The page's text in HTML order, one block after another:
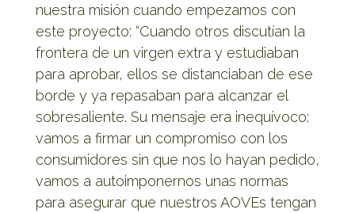
nuestra misión cuando empezamos con
este proyecto: “Cuando otros discutían la
frontera de un virgen extra y estudiaban
para aprobar, ellos se distanciaban de ese
borde y ya repasaban para alcanzar el
sobresaliente. Su mensaje era inequívoco:
vamos a firmar un compromiso con los
consumidores sin que nos lo hayan pedido,
vamos a autoimponernos unas normas
para asegurar que nuestros AOVEs tengan